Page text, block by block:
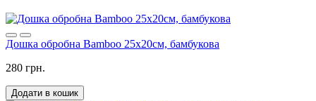
Дошка обробна Bamboo 25х20см, бамбукова
280 грн.
Додати в кошик